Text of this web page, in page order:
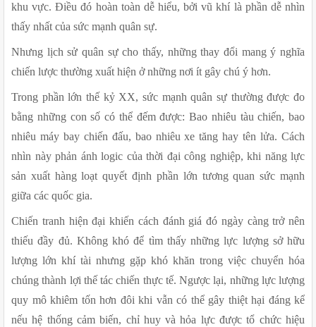
khu vực. Điều đó hoàn toàn dễ hiểu, bởi vũ khí là phần dễ nhìn
thấy nhất của sức mạnh quân sự.
Nhưng lịch sử quân sự cho thấy, những thay đổi mang ý nghĩa
chiến lược thường xuất hiện ở những nơi ít gây chú ý hơn.
Trong phần lớn thế kỷ XX, sức mạnh quân sự thường được đo
bằng những con số có thể đếm được: Bao nhiêu tàu chiến, bao
nhiêu máy bay chiến đấu, bao nhiêu xe tăng hay tên lửa. Cách
nhìn này phản ánh logic của thời đại công nghiệp, khi năng lực
sản xuất hàng loạt quyết định phần lớn tương quan sức mạnh
giữa các quốc gia.
Chiến tranh hiện đại khiến cách đánh giá đó ngày càng trở nên
thiếu đầy đủ. Không khó để tìm thấy những lực lượng sở hữu
lượng lớn khí tài nhưng gặp khó khăn trong việc chuyển hóa
chúng thành lợi thế tác chiến thực tế. Ngược lại, những lực lượng
quy mô khiêm tốn hơn đôi khi vẫn có thể gây thiệt hại đáng kể
nếu hệ thống cảm biến, chỉ huy và hỏa lực được tổ chức hiệu